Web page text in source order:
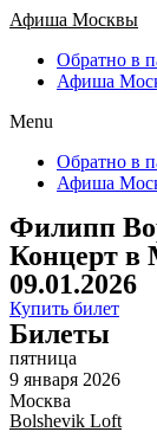
Афиша Москвы
Обратно в
Афиша
Menu
Обратно в
Афиша
Филипп
Концерт в
09.01.2026
Купить билет
Билеты
пятница
9 января 2026
Москва
Bolshevik Loft